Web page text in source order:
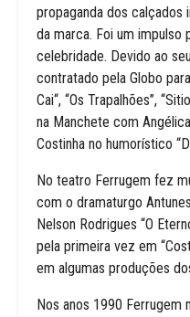
propaganda dos calçados
da marca. Foi um impulso
celebridade. Devido ao
contratado pela Globo
Cai“, “Os Trapalhões”,
na Manchete com
Costinha no humorístico
No teatro Ferrugem fez
com o dramaturgo
Nelson Rodrigues “O
pela primeira vez em
em algumas produções
Nos anos 1990 Ferrugem